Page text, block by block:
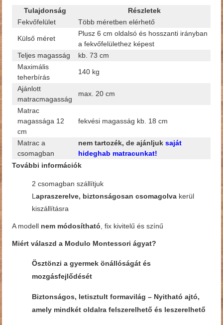
Tulajdonság
Részletek
Fekvőfelület
Több méretben elérhető
Külső méret
Plusz 6 cm oldalsó és hosszanti irányban
a fekvőfelülethez képest
Teljes magasság
kb. 73 cm
Maximális
teherbírás
140 kg
Ajánlott
matracmagasság
max. 20 cm
Matrac
magassága 12
cm
fekvési magasság kb. 18 cm
Matrac a
csomagban
nem tartozék, de ajánljuksaját
hideghab matracunkat!
További információk
2 csomagban szállítjuk
Lapraszerelve, biztonságosan csomagolva kerül
kiszállításra
A modell nem módosítható , fix kivitelű és színű
Miért válaszd a Modulo Montessori ágyat?
Ösztönzi a gyermekönállóságát és
mozgásfejlődését
Biztonságos, letisztult formavilág – Nyitható ajtó,
amely mindkét oldalra felszerelhető és leszerelhető